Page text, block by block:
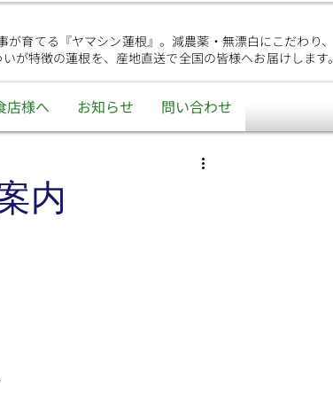
育てる『ヤマシン蓮根』。減農薬・無漂白にこだわり、
が特徴の蓮根を、産地直送で全国の皆様へお届けします。
店様へ お知らせ 問い合わせ
内